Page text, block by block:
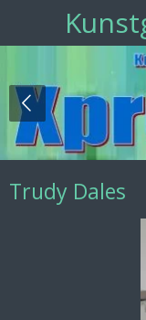
de
hoofdinhoud
Trudy Dales